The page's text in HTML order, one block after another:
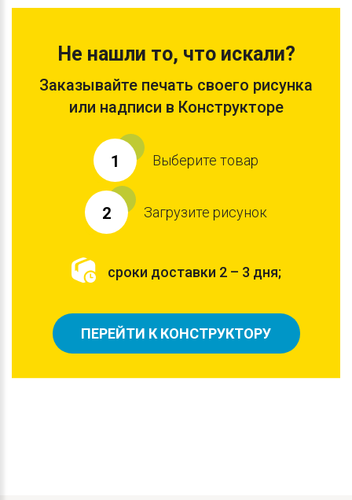
Не нашли то, что искали?
Заказывайте печать своего рисунка
или надписи в Конструкторе
1 Выберите товар
2 Загрузите рисунок
сроки доставки 2 – 3 дня;
ПЕРЕЙТИ К КОНСТРУКТОРУ